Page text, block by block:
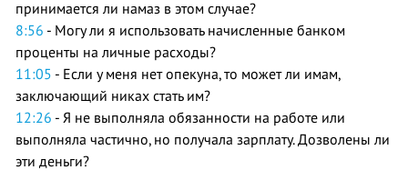
принимается ли намаз в этом случае?
8:56 - Могу ли я использовать начисленные банком
проценты на личные расходы?
11:05 - Если у меня нет опекуна, то может ли имам,
заключающий никах стать им?
12:26 - Я не выполняла обязанности на работе или
выполняла частично, но получала зарплату. Дозволены ли
эти деньги?